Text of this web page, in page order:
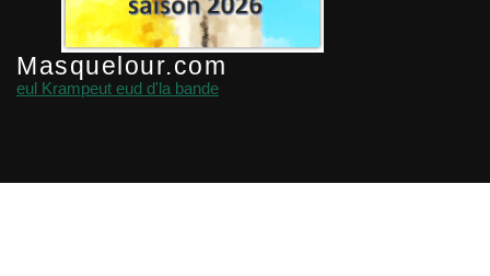
Masquelour.com
eul Krampeut eud d'la bande